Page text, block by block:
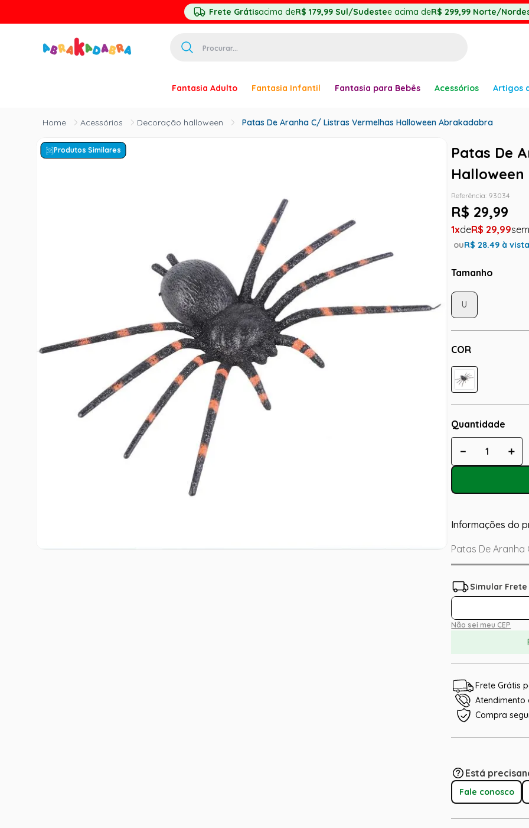
Frete Grátisacima deR$ 179,99 Sul/Sudestee acima deR$ 299,99 Norte/
Fantasia Adulto Fantasia Infantil Fantasia para Bebês Acessórios Artigos
Acessórios Decoração halloween Patas De Aranha C/ Listras Vermelhas Halloween Abrakadabra
Produtos Similares
Patas De
Referência: 93034
R$ 29,99
1 R$ 29,99
ouR$ 28.49 à vista
Tamanho
COR
U
Quantidade
＋
－
Informações do
Patas De
Não sei meu CEP
Frete Grátis
Atendimento
Compra
Está
Fale conosco
princesa
branca neve
9º
toy story
10º rumi